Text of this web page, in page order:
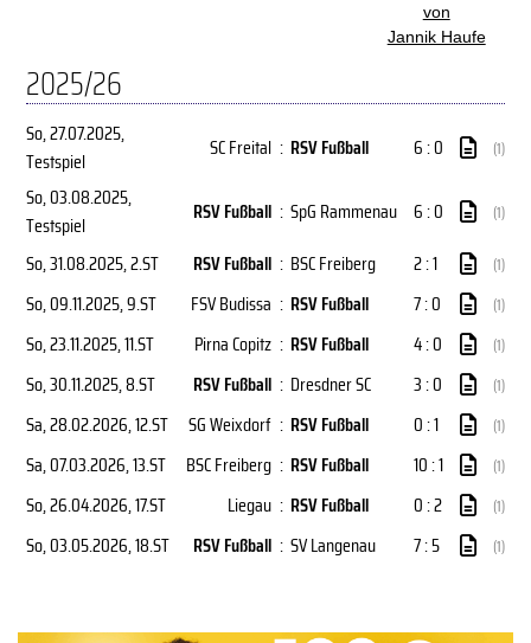
von
Jannik Haufe
2025/26
So, 27.07.2025,
Testspiel
SC Freital : RSV Fußball 6 : 0 (1)
So, 03.08.2025,
Testspiel
RSV Fußball : SpG Rammenau 6 : 0 (1)
So, 31.08.2025, 2.ST RSV Fußball : BSC Freiberg 2 : 1 (1)
So, 09.11.2025, 9.ST FSV Budissa : RSV Fußball 7 : 0 (1)
So, 23.11.2025, 11.ST Pirna Copitz : RSV Fußball 4 : 0 (1)
So, 30.11.2025, 8.ST RSV Fußball : Dresdner SC 3 : 0 (1)
Sa, 28.02.2026, 12.ST SG Weixdorf : RSV Fußball 0 : 1 (1)
Sa, 07.03.2026, 13.ST BSC Freiberg : RSV Fußball 10 : 1 (1)
So, 26.04.2026, 17.ST Liegau : RSV Fußball 0 : 2 (1)
So, 03.05.2026, 18.ST RSV Fußball : SV Langenau 7 : 5 (1)